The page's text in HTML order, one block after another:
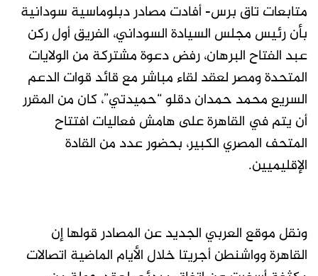
متابعات تاق برس- أفادت مصادر دبلوماسية سودانية
بأن رئيس مجلس السيادة السوداني، الفريق أول ركن
عبد الفتاح البرهان، رفض دعوة مشتركة من الولايات
المتحدة ومصر لعقد لقاء مباشر مع قائد قوات الدعم
السريع محمد حمدان دقلو “حميدتي”، كان من المقرر
أن يتم في القاهرة على هامش فعاليات افتتاح
المتحف المصري الكبير، بحضور عدد من القادة
الإقليميين.
ونقل موقع العربي الجديد عن المصادر قولها إن
القاهرة وواشنطن أجريتا خلال الأيام الماضية اتصالات